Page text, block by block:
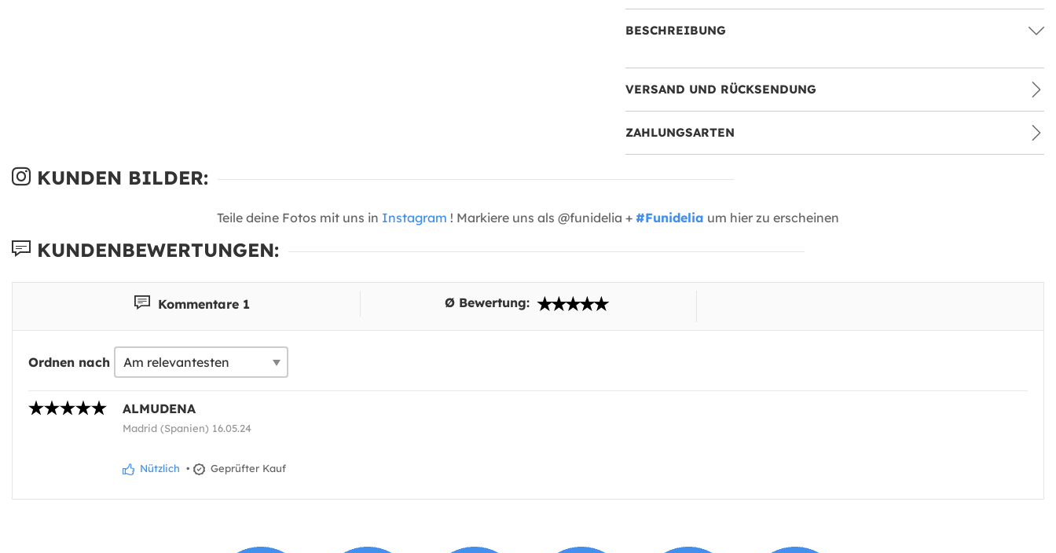
BESCHREIBUNG
VERSAND UND RÜCKSENDUNG
ZAHLUNGSARTEN
KUNDEN BILDER:
Teile deine Fotos mit uns in Instagram ! Markiere uns als @funidelia + #Funidelia um hier zu erscheinen
KUNDENBEWERTUNGEN:
Kommentare 1 Ø Bewertung:
Ordnen nach
ALMUDENA
Madrid (Spanien) 16.05.24
Nützlich • Geprüfter Kauf